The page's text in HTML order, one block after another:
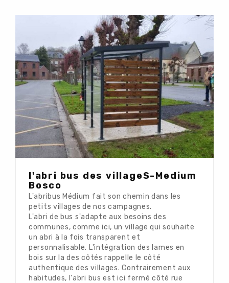
l'abri bus des villageS-Medium
Bosco
L'abribus Médium fait son chemin dans les
petits villages de nos campagnes.
L'abri de bus s'adapte aux besoins des
communes, comme ici, un village qui souhaite
un abri à la fois transparent et
personnalisable. L'intégration des lames en
bois sur la des côtés rappelle le côté
authentique des villages. Contrairement aux
habitudes, l'abri bus est ici fermé côté rue